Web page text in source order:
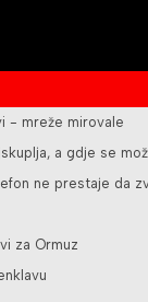
- mreže mirovale
a gdje se
ne prestaje da
za Ormuz